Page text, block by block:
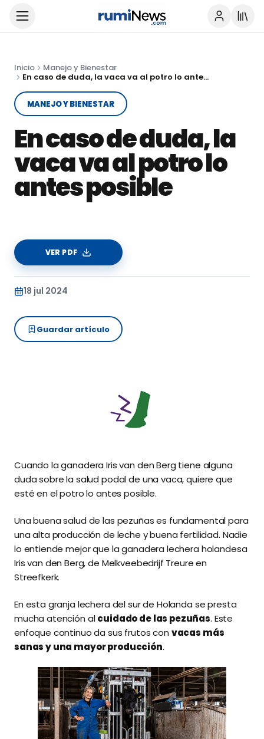
Inicio
Manejo y Bienestar
En caso de duda, la vaca va al potro lo antes posible
MANEJO Y BIENESTAR
En caso de duda, la
vaca va al potro lo
antes posible
VER PDF
18 jul 2024
Guardar artículo
Cuando la ganadera Iris van den Berg tiene alguna
duda sobre la salud podal de una vaca, quiere que
esté en el potro lo antes posible.
Una buena salud de las pezuñas es fundamental para
una alta producción de leche y buena fertilidad. Nadie
lo entiende mejor que la ganadera lechera holandesa
Iris van den Berg, de Melkveebedrijf Treure en
Streefkerk.
En esta granja lechera del sur de Holanda se presta
mucha atención alcuidado de las pezuñas. Este
enfoque continuo da sus frutos con vacas más
sanas y una mayor producción.